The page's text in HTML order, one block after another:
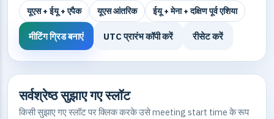
यूएस + ईयू + एपैक यूएस आंतरिक ईयू + मेना + दक्षिण पूर्व एशिया
मीटिंग ग्रिड बनाएं UTC प्रारंभ कॉपी करें रीसेट करें
सर्वश्रेष्ठ सुझाए गए स्लॉट
किसी सुझाए गए स्लॉट पर क्लिक करके उसे meeting start time के रूप